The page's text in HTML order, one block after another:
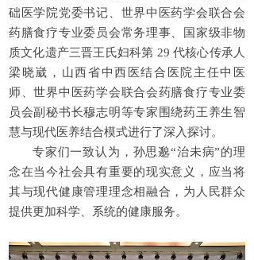
础医学院党委书记、世界中医药学会联合会
药膳食疗专业委员会常务理事、国家级非物
质文化遗产三晋王氏妇科第 29 代核心传承人
梁晓崴，山西省中西医结合医院主任中医
师、世界中医药学会联合会药膳食疗专业委
员会副秘书长穆志明等专家围绕药王养生智
慧与现代医养结合模式进行了深入探讨。
专家们一致认为，孙思邈“治未病”的理
念在当今社会具有重要的现实意义，应当将
其与现代健康管理理念相融合，为人民群众
提供更加科学、系统的健康服务。